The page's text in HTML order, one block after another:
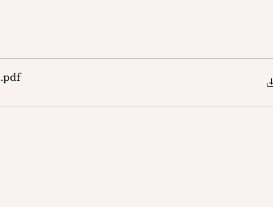
.pdf